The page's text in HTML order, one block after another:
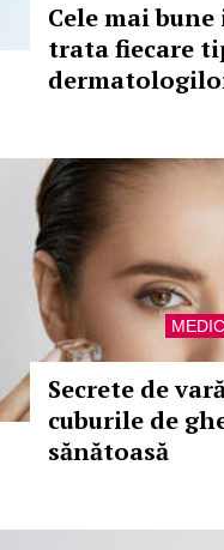
Cele mai
trata fiecare
Secrete de
cuburile de
sănătoasă